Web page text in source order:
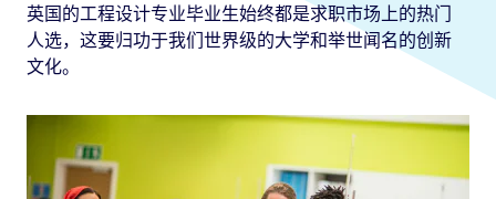
英国的工程设计专业毕业生始终都是求职市场上的热门
人选，这要归功于我们世界级的大学和举世闻名的创新
文化。